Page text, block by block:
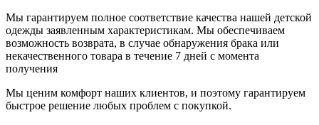
Мы гарантируем полное соответствие качества нашей детской
одежды заявленным характеристикам. Мы обеспечиваем
возможность возврата, в случае обнаружения брака или
некачественного товара в течение 7 дней с момента
получения
Мы ценим комфорт наших клиентов, и поэтому гарантируем
быстрое решение любых проблем с покупкой.